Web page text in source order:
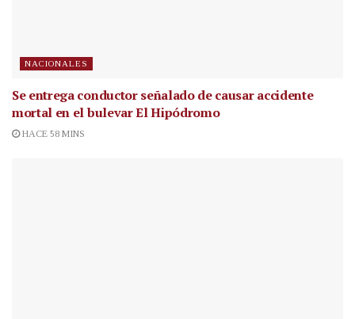
NACIONALES
Se entrega conductor señalado de causar accidente
mortal en el bulevar El Hipódromo
HACE 58 MINS